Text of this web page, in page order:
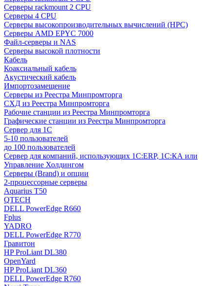
Серверы rackmount 2 CPU
Серверы 4 CPU
Серверы высокопроизводительных вычислений (HPC)
Серверы AMD EPYC 7000
Файл-серверы и NAS
Серверы высокой плотности
Кабель
Коаксиальный кабель
Акустический кабель
Импортозамещение
Серверы из Реестра Минпромторга
СХД из Реестра Минпромторга
Рабочие станции из Реестра Минпромторга
Графические станции из Реестра Минпромторга
Сервер для 1С
5-10 пользователей
до 100 пользователей
Сервер для компаний, использующих 1C:ERP, 1С:КА или
Управление Холдингом
Серверы (Brand) и опции
2-процессорные серверы
Aquarius T50
QTECH
DELL PowerEdge R660
Fplus
YADRO
DELL PowerEdge R770
Гравитон
HP ProLiant DL380
OpenYard
HP ProLiant DL360
DELL PowerEdge R760